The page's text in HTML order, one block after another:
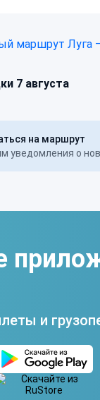
маршрут Луга
7 августа
на маршрут
уведомления о
и